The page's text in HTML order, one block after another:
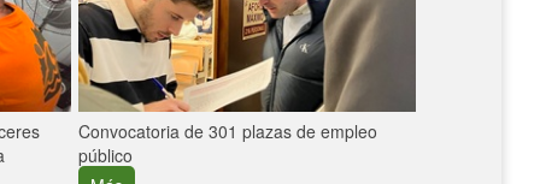
Convocatoria de 301 plazas de empleo
público